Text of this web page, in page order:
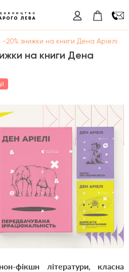
20% знижки на книги Дена Аріелі
на книги Дена
фікшн літератури, класна